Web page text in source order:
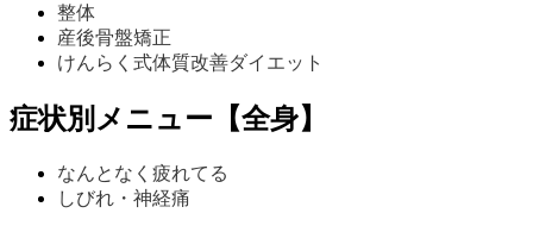
整体
産後骨盤矯正
けんらく式体質改善ダイエット
症状別メニュー【全身】
なんとなく疲れてる
しびれ・神経痛